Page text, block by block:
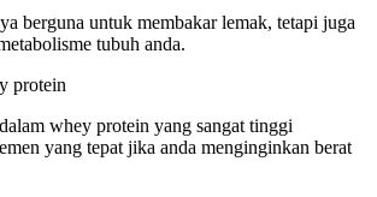
berguna untuk membakar lemak, tetapi juga
tubuh anda.
protein
whey protein yang sangat tinggi
yang tepat jika anda menginginkan berat